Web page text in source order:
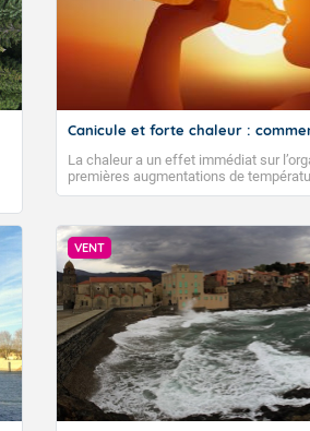
Canicule et forte chaleur :
La chaleur a un effet immédiat sur
premières augmentations de
VENT